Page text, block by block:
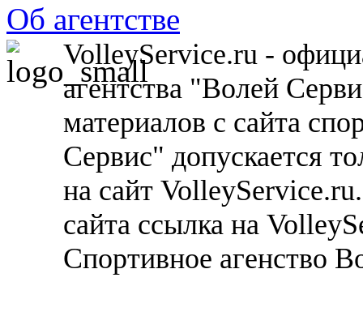
Об агентстве
VolleyService.ru -
агентства "Волей
материалов с сайта
Сервис" допускается
на сайт
сайта ссылка на
Спортивное агенство